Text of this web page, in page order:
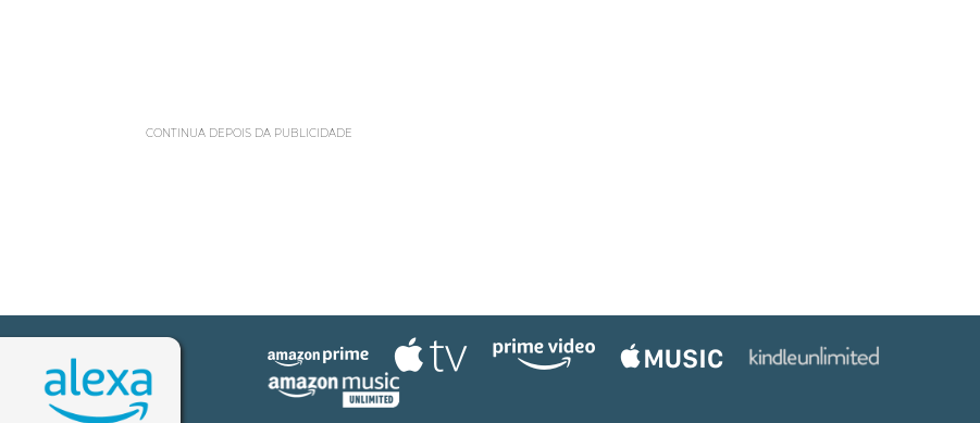
CONTINUA DEPOIS DA PUBLICIDADE